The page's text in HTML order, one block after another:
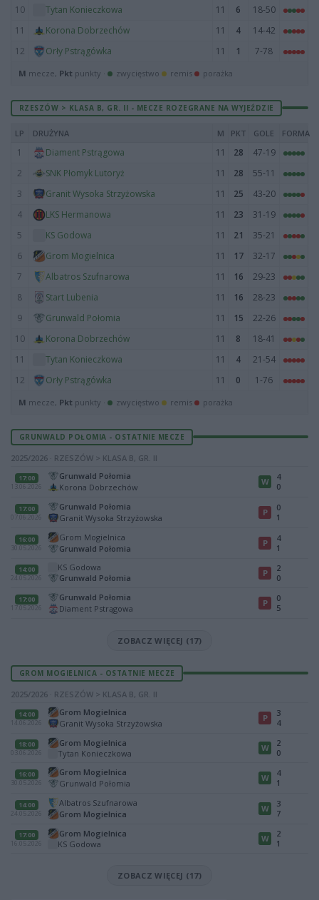
10 Tytan Konieczkowa 11 6
18-50
11
Korona Dobrzechów 11 4
14-42
12
Orły Pstrągówka 11 1 7-78
M mecze, Pkt punkty · zwycięstwo remis porażka
RZESZÓW > KLASA B, GR. II - MECZE ROZEGRANE NA WYJEŹDZIE
LP DRUŻYNA M PKT GOLE FORMA
1 Diament Pstrągowa 11 28
47-19
2
SNK Płomyk Lutoryż 11 28
55-11
3
Granit Wysoka Strzyżowska 11 25
43-20
4
LKS Hermanowa 11 23
31-19
5
KS Godowa 11 21
35-21
6
Grom Mogielnica 11 17
32-17
7
Albatros Szufnarowa 11 16
29-23
8
Start Lubenia 11 16
28-23
9
Grunwald Połomia 11 15
22-26
10
Korona Dobrzechów 11 8
18-41
11
Tytan Konieczkowa 11 4
21-54
12
Orły Pstrągówka 11 0 1-76
M mecze, Pkt punkty · zwycięstwo remis porażka
GRUNWALD POŁOMIA - OSTATNIE MECZE
2025/2026 · RZESZÓW > KLASA B, GR. II
17:00
Grunwald Połomia
Korona Dobrzechów
W
4
0
17:00
07.06.2026
Grunwald Połomia
Granit Wysoka Strzyżowska
P
0
1
16:00
Grom Mogielnica
Grunwald Połomia
P
4
1
14:00
24.05.2026
KS Godowa
Grunwald Połomia
P
2
0
17:00
17.05.2026
Grunwald Połomia
Diament Pstrągowa
P
0
5
ZOBACZ WIĘCEJ (17)
GROM MOGIELNICA - OSTATNIE MECZE
2025/2026 · RZESZÓW > KLASA B, GR. II
14:00
14.06.2026
Grom Mogielnica
Granit Wysoka Strzyżowska
P
3
4
18:00
Grom Mogielnica
Tytan Konieczkowa
W
2
0
16:00
Grom Mogielnica
Grunwald Połomia
W
4
1
14:00
24.05.2026
Albatros Szufnarowa
Grom Mogielnica
W
3
7
17:00
Grom Mogielnica
KS Godowa
W
2
1
ZOBACZ WIĘCEJ (17)